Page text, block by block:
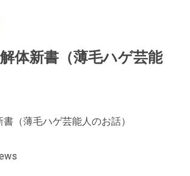
体新書（薄毛ハゲ芸能
（薄毛ハゲ芸能人のお話）